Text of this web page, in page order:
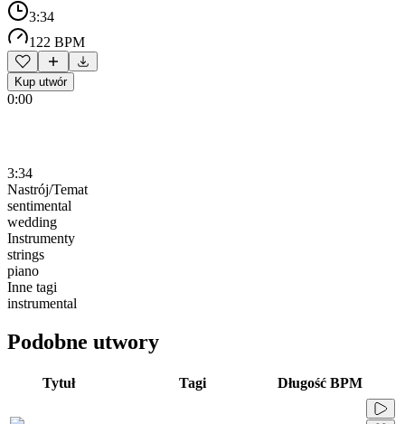
3:34
122 BPM
Kup utwór
0:00
3:34
Nastrój/Temat
sentimental
wedding
Instrumenty
strings
piano
Inne tagi
instrumental
Podobne utwory
Tytuł Tagi Długość BPM